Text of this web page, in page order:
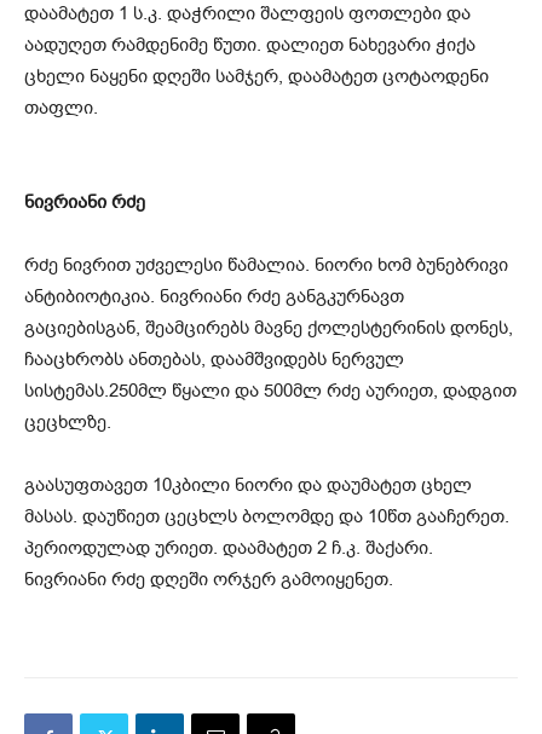
დაამატეთ 1 ს.კ. დაჭრილი შალფეის ფოთლები და
აადუღეთ რამდენიმე წუთი. დალიეთ ნახევარი ჭიქა
ცხელი ნაყენი დღეში სამჯერ, დაამატეთ ცოტაოდენი
თაფლი.
ნივრიანი რძე
რძე ნივრით უძველესი წამალია. ნიორი ხომ ბუნებრივი
ანტიბიოტიკია. ნივრიანი რძე განგკურნავთ
გაციებისგან, შეამცირებს მავნე ქოლესტერინის დონეს,
ჩააცხრობს ანთებას, დაამშვიდებს ნერვულ
სისტემას.250მლ წყალი და 500მლ რძე აურიეთ, დადგით
ცეცხლზე.
გაასუფთავეთ 10კბილი ნიორი და დაუმატეთ ცხელ
მასას. დაუწიეთ ცეცხლს ბოლომდე და 10წთ გააჩერეთ.
პერიოდულად ურიეთ. დაამატეთ 2 ჩ.კ. შაქარი.
ნივრიანი რძე დღეში ორჯერ გამოიყენეთ.